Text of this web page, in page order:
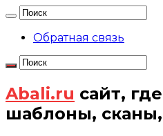
Обратная связь
Abali.ru сайт,
шаблоны,